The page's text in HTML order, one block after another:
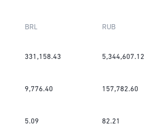
BRL RUB
331,158.43 5,344,607.12
9,776.40 157,782.60
5.09 82.21